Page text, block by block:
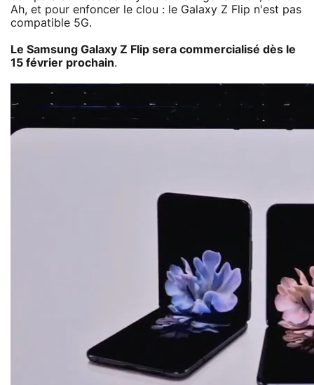
Ah, et pour enfoncer le clou : le Galaxy Z Flip n'est pas
compatible 5G.
Le Samsung Galaxy Z Flip sera commercialisé dès le
15 février prochain.